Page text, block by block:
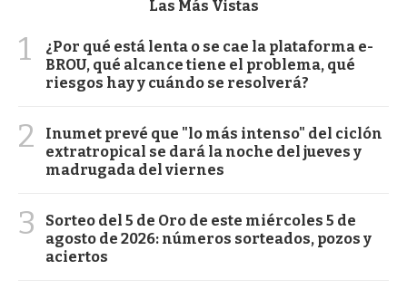
Las Más Vistas
1
¿Por qué está lenta o se cae la plataforma e-
BROU, qué alcance tiene el problema, qué
riesgos hay y cuándo se resolverá?
2
Inumet prevé que "lo más intenso" del ciclón
extratropical se dará la noche del jueves y
madrugada del viernes
3
Sorteo del 5 de Oro de este miércoles 5 de
agosto de 2026: números sorteados, pozos y
aciertos